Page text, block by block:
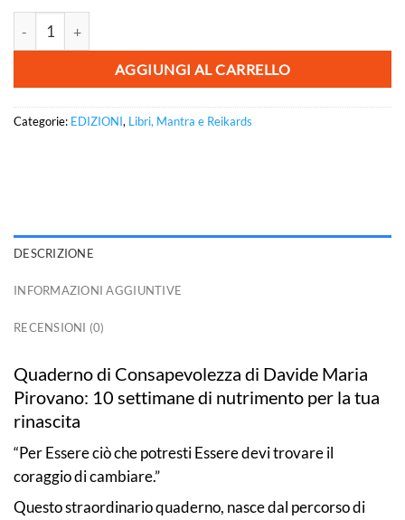
Quaderno di Consapevolezza - Davide Maria Pirovano quantità
AGGIUNGI AL CARRELLO
Categorie: EDIZIONI, Libri, Mantra e Reikards
DESCRIZIONE
INFORMAZIONI AGGIUNTIVE
RECENSIONI (0)
Quaderno di Consapevolezza di Davide Maria
Pirovano: 10 settimane di nutrimento per la tua
rinascita
“Per Essere ciò che potresti Esseredevi trovare il
coraggio di cambiare.”
Questo straordinario quaderno, nasce dal percorso di